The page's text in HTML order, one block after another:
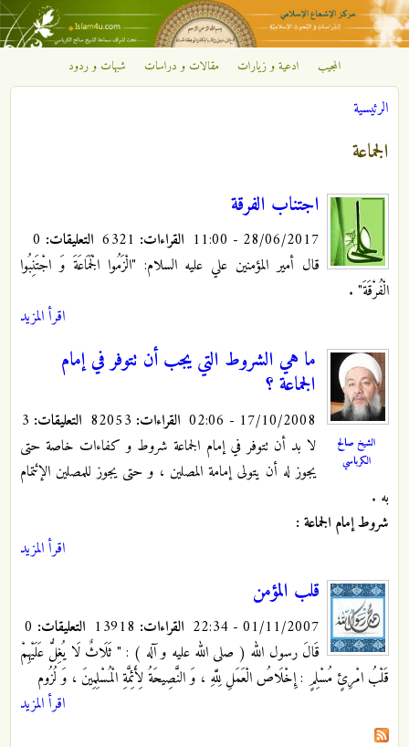
تجاوز إلى المحتوى الرئيسي
مركز
الإشعاع
الإسلامي
المجيب ادعية و زيارات مقالات و دراسات شبهات و ردود
أنت هنا
الرئيسية
الجماعة
اجتناب الفرقة
28/06/2017 - 11:00 القراءات: التعليقات:
قال أمير المؤمنين علي عليه السلام: "الْزَمُوا الْجَمَاعَةَ وَ اجْتَنِبُوا
الْفُرْقَةَ" .
اقرأ المزيد
الشيخ صالح
الكرباسي
ما هي الشروط التي يجب أن تتوفر في إمام
الجماعة ؟
17/10/2008 - 02:06 القراءات: التعليقات:
لا بد أن تتوفر في إمام الجماعة شروط و كفاءات خاصة حتى
يجوز له أن يتولى إمامة المصلين ، و حتى يجوز للمصلين الإئتمام
به .
شروط إمام الجماعة :
اقرأ المزيد
قلب المؤمن
01/11/2007 - 22:34 القراءات: التعليقات:
قَالَ رسول الله ( صلى الله عليه و آله ) : " ثَلَاثٌ لَا يُغِلُّ عَلَيْهِمْ
قَلْبُ امْرِئٍ مُسْلِمٍ : إِخْلَاصُ الْعَمَلِ لِلَّهِ ، وَ النَّصِيحَةُ لِأَئِمَّةِ الْمُسْلِمِينَ ، وَ لُزُوم
اقرأ المزيد